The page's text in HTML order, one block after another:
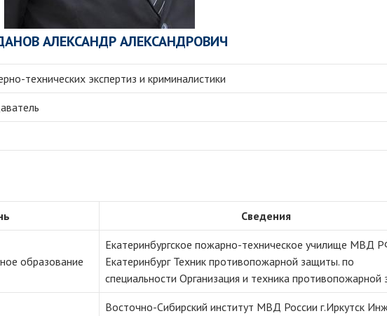
АЛЕКСАНДР АЛЕКСАНДРОВИЧ
технических экспертиз и криминалистики
Сведения
образование
Екатеринбургское пожарно-техническое училище МВД
Екатеринбург Техник противопожарной защиты. по
специальности Организация и техника противопожарной
Восточно-Сибирский институт МВД России г.Иркутск